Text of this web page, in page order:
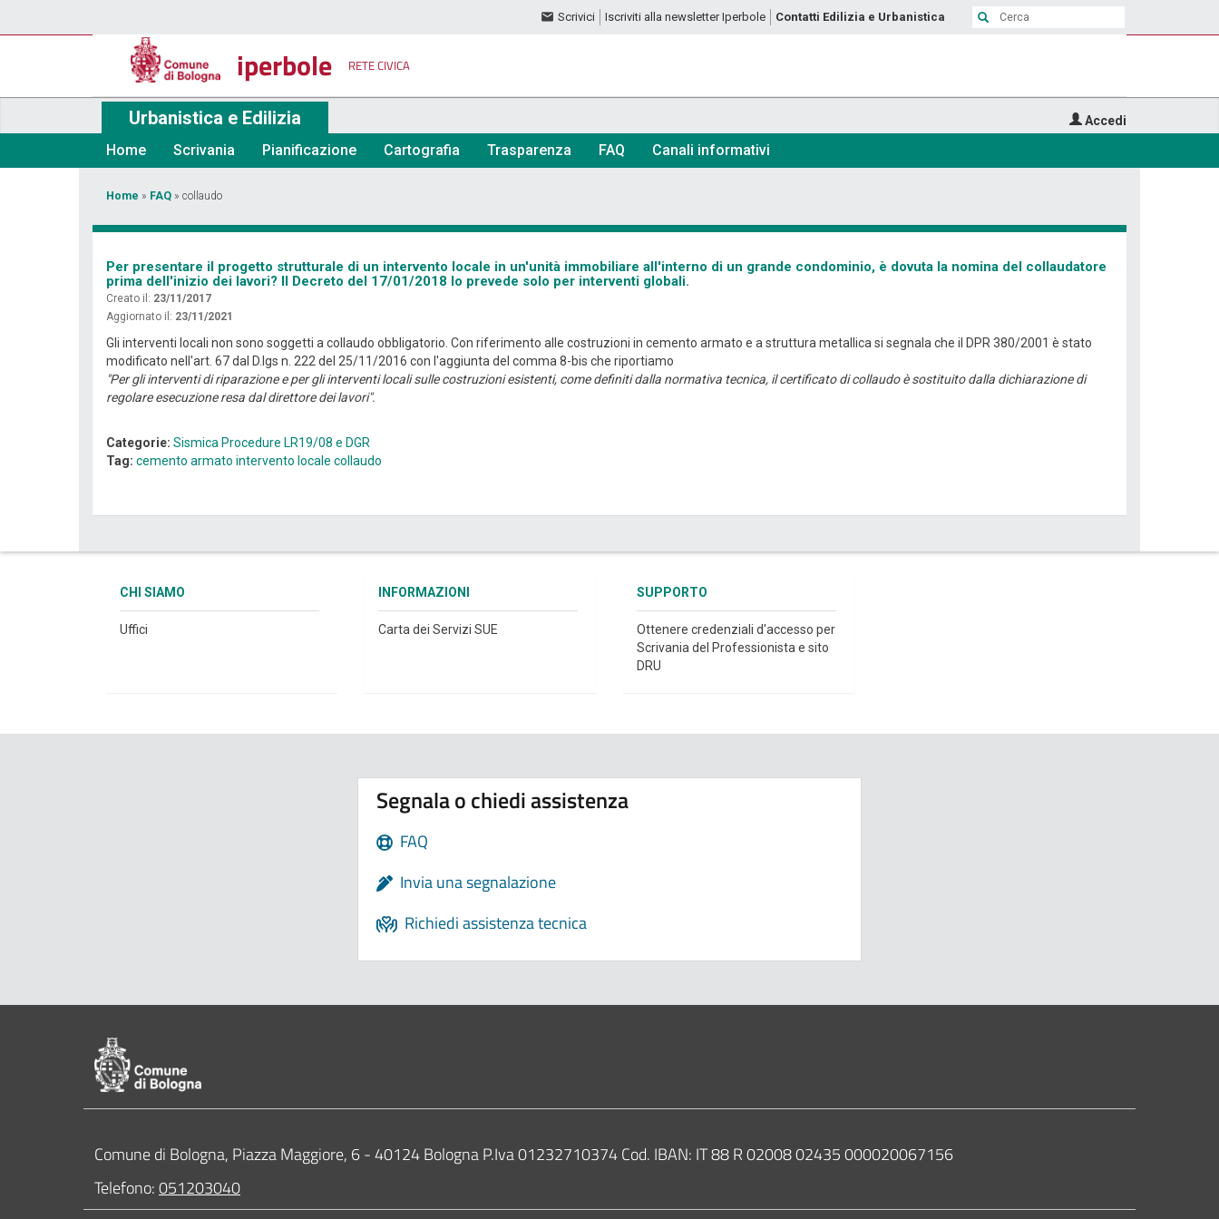
Scrivici Iscriviti alla newsletter Iperbole Contatti Edilizia e Urbanistica
iperbole RETE CIVICA
Urbanistica e Edilizia Accedi
Home Scrivania Pianificazione Cartografia Trasparenza FAQ Canali informativi
Tu
sei
qui
Home » FAQ » collaudo
Per presentare il progetto strutturale di un intervento locale in un'unità immobiliare all'interno di un grande condominio, è dovuta la nomina del collaudatore
prima dell'inizio dei lavori? Il Decreto del 17/01/2018 lo prevede solo per interventi globali.
Creato il: 23/11/2017
Aggiornato il: 23/11/2021
Gli interventi locali non sono soggetti a collaudo obbligatorio. Con riferimento alle costruzioni in cemento armato e a struttura metallica si segnala che il DPR 380/2001 è stato
modificato nell'art. 67 dal D.lgs n. 222 del 25/11/2016 con l'aggiunta del comma 8-bis che riportiamo
"Per gli interventi di riparazione e per gli interventi locali sulle costruzioni esistenti, come definiti dalla normativa tecnica, il certificato di collaudo è sostituito dalla dichiarazione di
regolare esecuzione resa dal direttore dei lavori".
Categorie: Sismica Procedure LR19/08 e DGR
Tag: cemento armato intervento locale collaudo
CHI SIAMO
Uffici
INFORMAZIONI
Carta dei Servizi SUE
SUPPORTO
Ottenere credenziali d'accesso per
Scrivania del Professionista e sito
DRU
Segnala o chiedi assistenza
FAQ
Invia una segnalazione
Richiedi assistenza tecnica
Pié di pagina di Comune di Bologna
Contatti
Comune di Bologna, Piazza Maggiore, 6 - 40124 Bologna P.Iva 01232710374 Cod. IBAN: IT 88 R 02008 02435 000020067156
Telefono:051203040